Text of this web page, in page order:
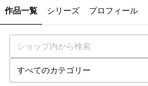
作品一覧 シリーズ プロフィール